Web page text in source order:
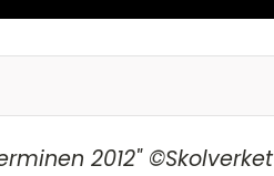
2012" ©Skolverket